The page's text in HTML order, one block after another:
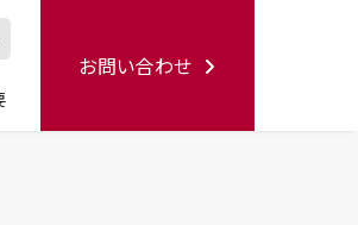
シリーズ
お問い合わせ